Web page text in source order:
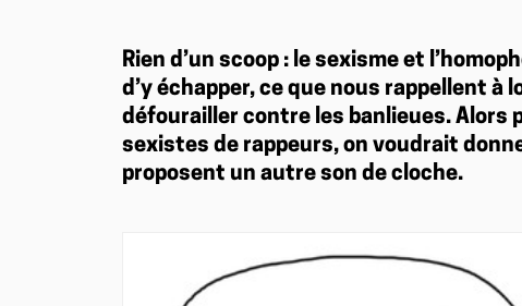
Rien d’un scoop : le sexisme et
d’y échapper, ce que nous rappellent à
défourailler contre les banlieues. Alors
sexistes de rappeurs, on voudrait
proposent un autre son de cloche.